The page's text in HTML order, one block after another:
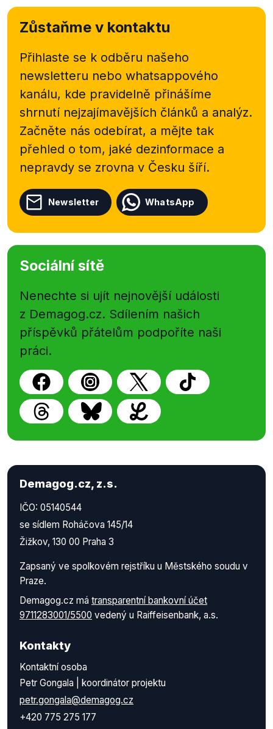
Zůstaňme v kontaktu
Přihlaste se k odběru našeho
newsletteru nebo whatsappového
kanálu, kde pravidelně přinášíme
shrnutí nejzajímavějších článků a analýz.
Začněte nás odebírat, a mějte tak
přehled o tom, jaké dezinformace a
nepravdy se zrovna v Česku šíří.
Newsletter WhatsApp
Sociální sítě
Nenechte si ujít nejnovější události
z Demagog.cz. Sdílením našich
příspěvků přátelům podpoříte naši
práci.
Demagog.cz, z.s.
IČO: 05140544
se sídlem Roháčova 145/14
Žižkov, 130 00 Praha 3
Zapsaný ve spolkovém rejstříku u Městského soudu v
Praze.
Demagog.cz má transparentní bankovní účet
9711283001/5500 vedený u Raiffeisenbank, a.s.
Kontakty
Kontaktní osoba
Petr Gongala | koordinátor projektu
petr.gongala@demagog.cz
+420 775 275 177